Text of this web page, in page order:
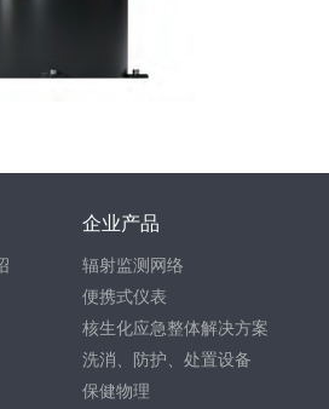
企业产品
辐射监测网络
便携式仪表
核生化应急整体解决方案
洗消、防护、处置设备
保健物理